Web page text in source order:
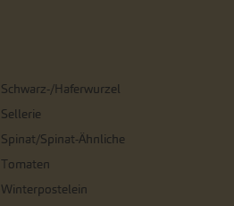
Schwarz-/Haferwurzel
Sellerie
Spinat/Spinat-Ähnliche
Tomaten
Winterpostelein